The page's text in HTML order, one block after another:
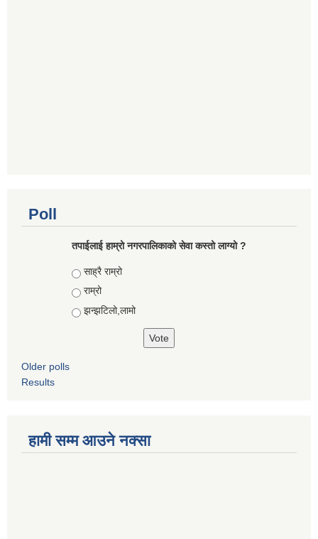
Poll
तपाईलाई हाम्रो नगरपालिकाको सेवा कस्तो लाग्यो ?
Choices
साह्रै राम्रो
राम्रो
झन्झटिलो,लामो
Older polls
Results
हामी सम्म आउने नक्सा